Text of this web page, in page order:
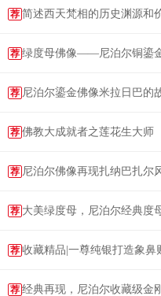
荐 简述西天梵相的历史渊源和
荐 绿度母佛像——尼泊尔铜鎏
荐 尼泊尔鎏金佛像米拉日巴的
荐 佛教大成就者之莲花生大师
荐 尼泊尔佛像再现扎纳巴扎尔
荐 大美绿度母，尼泊尔经典度
荐 收藏精品|一尊纯银打造象鼻
荐 经典再现，尼泊尔收藏级金